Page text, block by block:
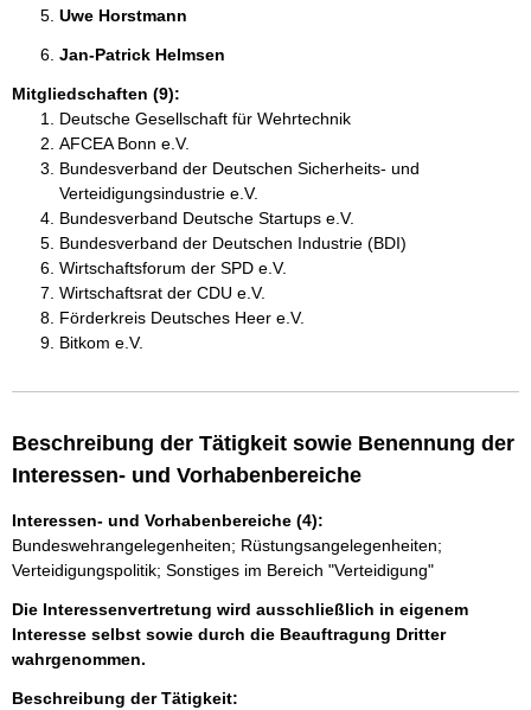
Uwe Horstmann
Jan-Patrick Helmsen
Mitgliedschaften (9):
Deutsche Gesellschaft für Wehrtechnik
AFCEA Bonn e.V.
Bundesverband der Deutschen Sicherheits- und
Verteidigungsindustrie e.V.
Bundesverband Deutsche Startups e.V.
Bundesverband der Deutschen Industrie (BDI)
Wirtschaftsforum der SPD e.V.
Wirtschaftsrat der CDU e.V.
Förderkreis Deutsches Heer e.V.
Bitkom e.V.
Beschreibung der Tätigkeit sowie Benennung der
Interessen- und Vorhabenbereiche
Interessen- und Vorhabenbereiche (4):
Bundeswehrangelegenheiten; Rüstungsangelegenheiten;
Verteidigungspolitik; Sonstiges im Bereich "Verteidigung"
Die Interessenvertretung wird ausschließlich in eigenem
Interesse selbst sowie durch die Beauftragung Dritter
wahrgenommen.
Beschreibung der Tätigkeit: